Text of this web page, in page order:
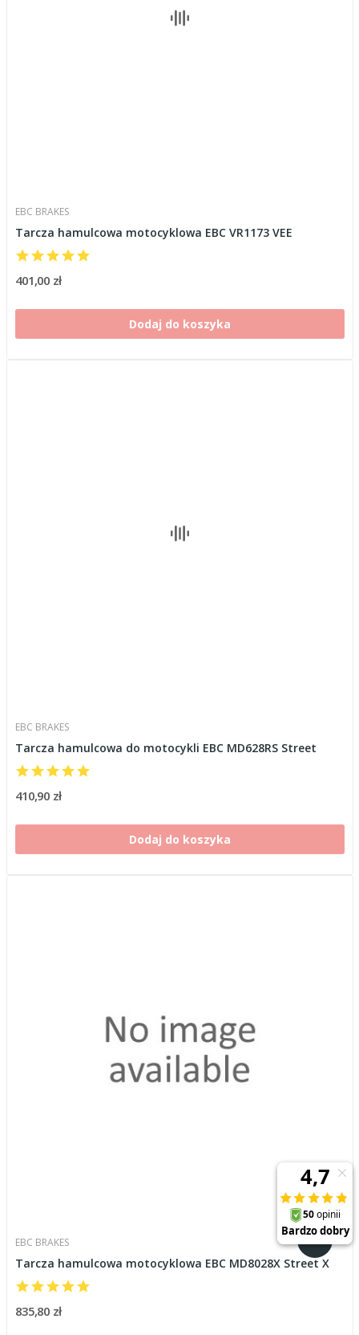
EBC BRAKES
Tarcza hamulcowa motocyklowa EBC VR1173 VEE
401,00 zł
Dodaj do koszyka
EBC BRAKES
Tarcza hamulcowa do motocykli EBC MD628RS Street
410,90 zł
Dodaj do koszyka
EBC BRAKES
Tarcza hamulcowa motocyklowa EBC MD8028X Street X
835,80 zł